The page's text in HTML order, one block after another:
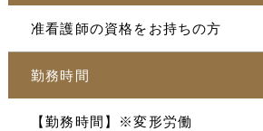
准看護師の資格をお持ちの方
勤務時間
【勤務時間】※変形労働